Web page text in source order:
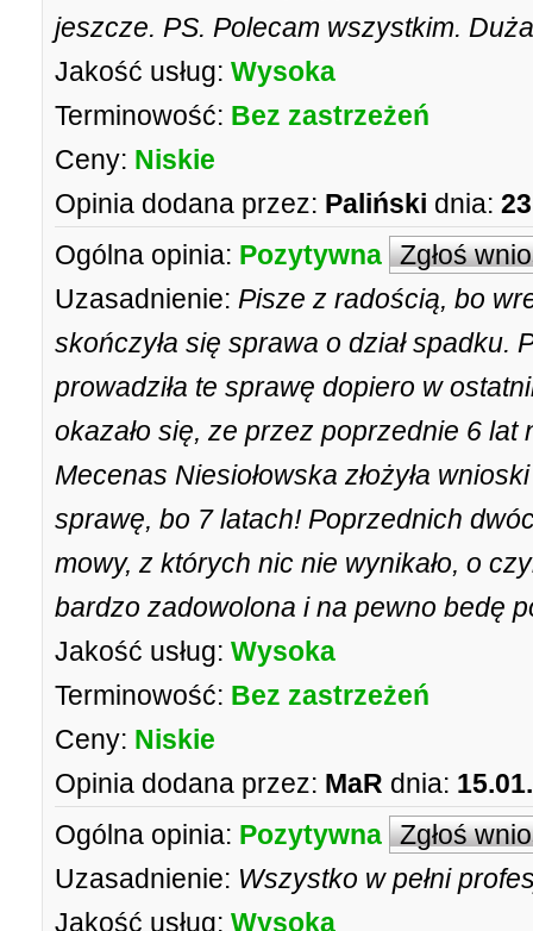
jeszcze. PS. Polecam wszystkim.
Jakość usług: Wysoka
Terminowość: Bez zastrzeżeń
Ceny: Niskie
Opinia dodana przez: Paliński dnia:
Ogólna opinia: Pozytywna Zgłoś
Uzasadnienie: Pisze z radością, bo
skończyła się sprawa o dział spadku.
prowadziła te sprawę dopiero w
okazało się, ze przez poprzednie 6 lat
Mecenas Niesiołowska złożyła
sprawę, bo 7 latach! Poprzednich
mowy, z których nic nie wynikało, o
bardzo zadowolona i na pewno bedę
Jakość usług: Wysoka
Terminowość: Bez zastrzeżeń
Ceny: Niskie
Opinia dodana przez: MaR dnia:
Ogólna opinia: Pozytywna Zgłoś
Uzasadnienie: Wszystko w pełni
Jakość usług: Wysoka